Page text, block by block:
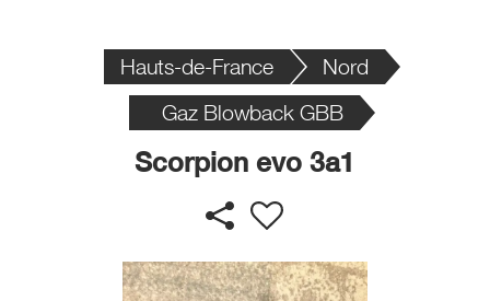
Hauts-de-France
Nord
Gaz Blowback GBB
Scorpion evo 3a1